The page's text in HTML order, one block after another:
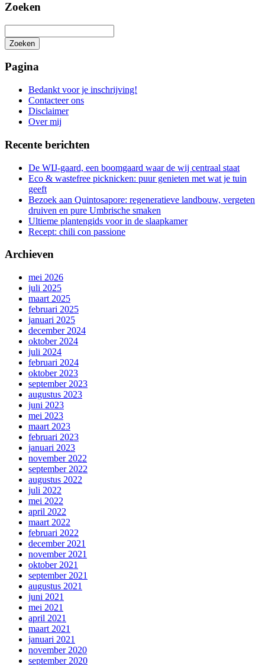
Zoeken
Zoeken
zoeken
Pagina
Bedankt voor je inschrijving!
Contacteer ons
Disclaimer
Over mij
Recente berichten
De WIJ-gaard, een boomgaard waar de wij centraal staat
Eco & wastefree picknicken: puur genieten met wat je tuin
geeft
Bezoek aan Quintosapore: regeneratieve landbouw, vergeten
druiven en pure Umbrische smaken
Ultieme plantengids voor in de slaapkamer
Recept: chili con passione
Archieven
mei 2026
juli 2025
maart 2025
februari 2025
januari 2025
december 2024
oktober 2024
juli 2024
februari 2024
oktober 2023
september 2023
augustus 2023
juni 2023
mei 2023
maart 2023
februari 2023
januari 2023
november 2022
september 2022
augustus 2022
juli 2022
mei 2022
april 2022
maart 2022
februari 2022
december 2021
november 2021
oktober 2021
september 2021
augustus 2021
juni 2021
mei 2021
april 2021
maart 2021
januari 2021
november 2020
september 2020